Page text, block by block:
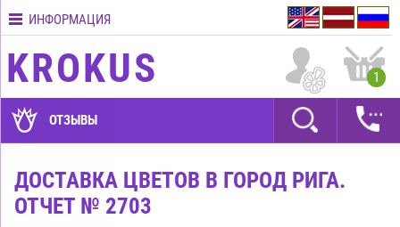
Контакты
Условия
ГАРАНТИИ
оплатить?
Как
ИНФОРМАЦИЯ
KROKUS 1
ОТЗЫВЫ
ДОСТАВКА ЦВЕТОВ В ГОРОД РИГА.
ОТЧЕТ № 2703